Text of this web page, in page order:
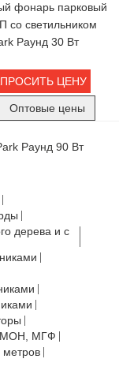
фонарь парковый
со светильником
Раунд 30 Вт
ЦЕНУ
Оптовые цены
Раунд 90 Вт
дерева и с
МГФ
метров